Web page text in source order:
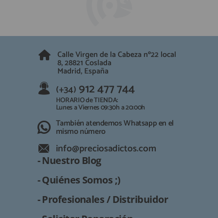
(+34) 912 477 744
HORARIO de TIENDA:
Lunes a Viernes 09:30h a 20:00h
También atendemos Whatsapp
info@preciosadictos.com
Calle Virgen de la Cabeza nº22 local
8, 28821 Coslada
Madrid, España
(+34) 912 477 744
HORARIO de TIENDA:
Lunes a Viernes 09:30h a 20:00h
También atendemos Whatsapp en el
mismo número
info@preciosadictos.com
- Nuestro Blog
- Quiénes Somos ;)
- Profesionales / Distribuidor